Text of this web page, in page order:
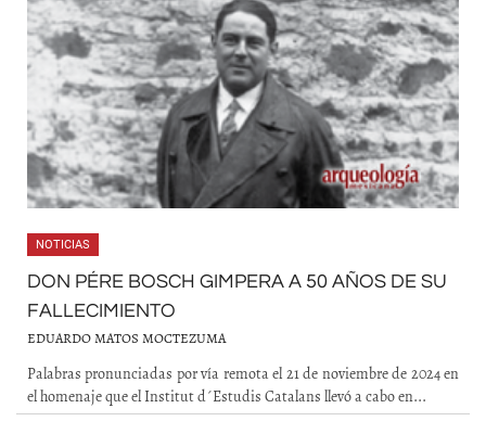
NOTICIAS
DON PÉRE BOSCH GIMPERA A 50 AÑOS DE SU
FALLECIMIENTO
EDUARDO MATOS MOCTEZUMA
Palabras pronunciadas por vía remota el 21 de noviembre de 2024 en
el homenaje que el Institut d´Estudis Catalans llevó a cabo en...